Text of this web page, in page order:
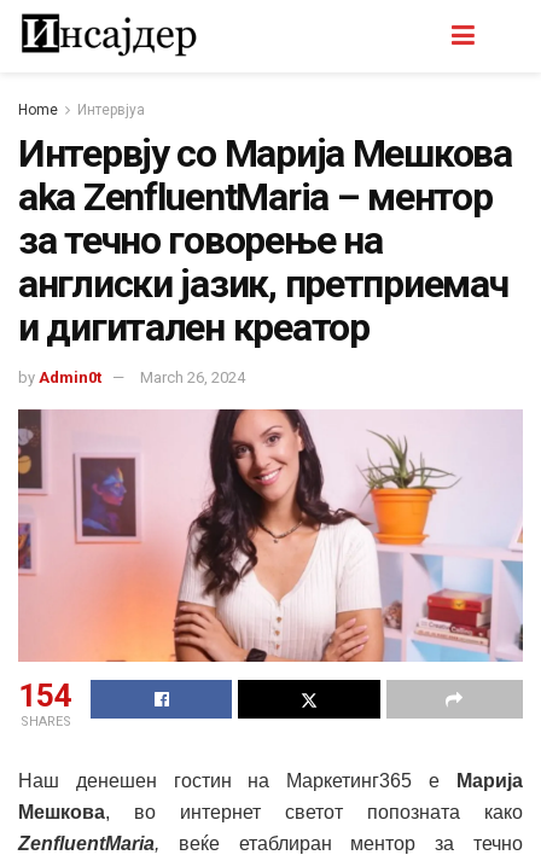
Home Интервјуа
Интервју со Марија Мешкова
aka ZenfluentMaria – ментор
за течно говорење на
англиски јазик, претприемач
и дигитален креатор
by Admin0t March 26, 2024
154
SHARES
Наш денешен гостин на Маркетинг365 е
Марија
Мешкова, во интернет светот попозната како
ZenfluentMaria, веќе етаблиран ментор за течно